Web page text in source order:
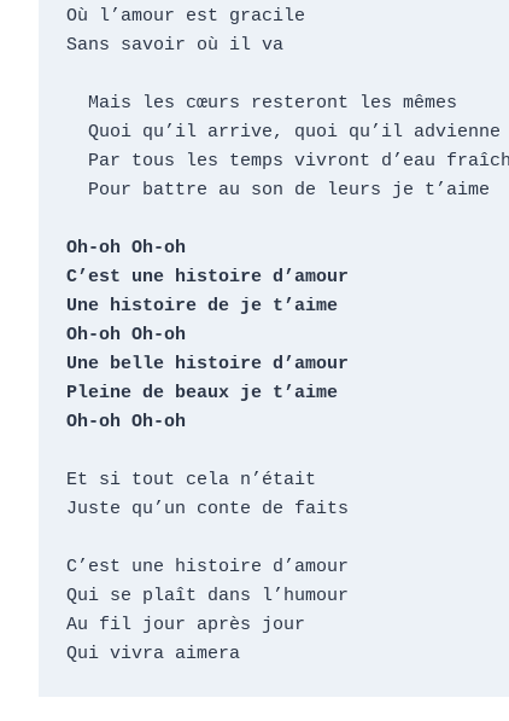
Où l’amour est gracile
Sans savoir où il va
Oh-oh Oh-oh
C’est une histoire d’amour
Une histoire de je t’aime
Oh-oh Oh-oh
Une belle histoire d’amour
Pleine de beaux je t’aime
Oh-oh Oh-oh
Et si tout cela n’était
Juste qu’un conte de faits
C’est une histoire d’amour
Qui se plaît dans l’humour
Au fil jour après jour
Qui vivra aimera